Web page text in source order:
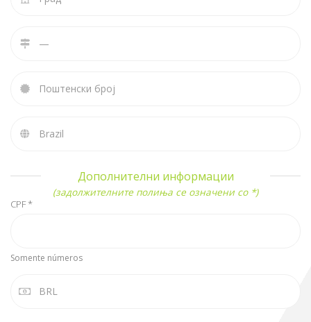
Дополнителни информации
(задолжителните полиња се означени со *)
CPF *
Somente números